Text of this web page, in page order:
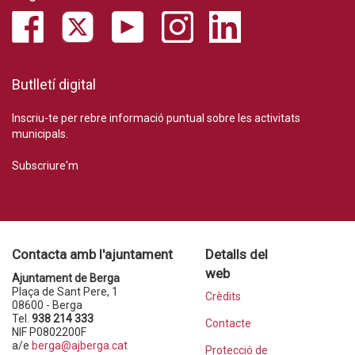
Butlletí digital
Inscriu-te per rebre informació puntual sobre les activitats
municipals.
Subscriure'm
Contacta amb l'ajuntament
Ajuntament de Berga
Plaça de Sant Pere, 1
08600 - Berga
Tel. 938 214 333
NIF P0802200F
a/e berga@ajberga.cat
Detalls del
web
Crèdits
Contacte
Protecció de